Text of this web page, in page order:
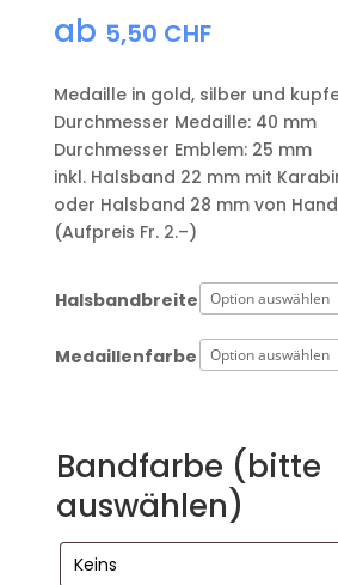
ab 5,50 CHF
Medaille in gold, silber und
​Durchmesser Medaille: 40 mm
Durchmesser Emblem: 25 mm
​inkl. Halsband 22 mm mit
oder Halsband 28 mm von
(Aufpreis Fr. 2.–)
Halsbandbreite
Medaillenfarbe
Bandfarbe (bitte
auswählen)